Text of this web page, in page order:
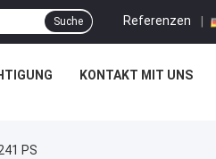
Referenzen |
Suche
KONTAKT MIT UNS
PS